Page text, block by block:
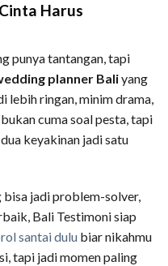
Harus
punya tantangan, tapi
planner Baliyang
lebih ringan, minim drama,
cuma soal pesta, tapi
keyakinan jadi satu
bisa jadi problem-solver,
Bali Testimoni siap
santai dulu biar nikahmu
tapi jadi momen paling